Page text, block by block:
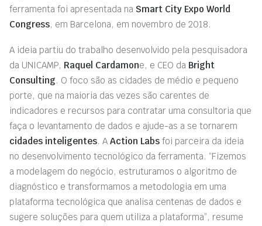
ferramenta foi apresentada na Smart City Expo World
Congress, em Barcelona, em novembro de 2018.
A ideia partiu do trabalho desenvolvido pela pesquisadora
da UNICAMP, Raquel Cardamone, e CEO da Bright
Consulting. O foco são as cidades de médio e pequeno
porte, que na maioria das vezes são carentes de
indicadores e recursos para contratar uma consultoria que
faça o levantamento de dados e ajude-as a se tornarem
cidades inteligentes. A Action Labs foi parceira da ideia
no desenvolvimento tecnológico da ferramenta. “Fizemos
a modelagem do negócio, estruturamos o algoritmo de
diagnóstico e transformamos a metodologia em uma
plataforma tecnológica que analisa centenas de dados e
sugere soluções para quem utiliza a plataforma”, resume